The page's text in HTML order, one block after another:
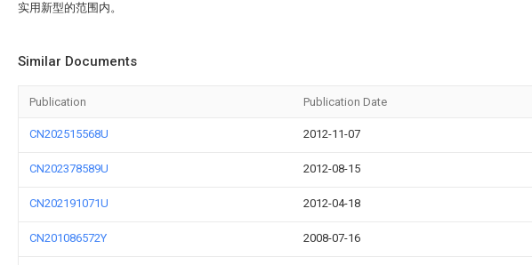
实用新型的范围内。
Similar Documents
Publication Publication Date
CN202515568U 2012-11-07
CN202378589U 2012-08-15
CN202191071U 2012-04-18
CN201086572Y 2008-07-16